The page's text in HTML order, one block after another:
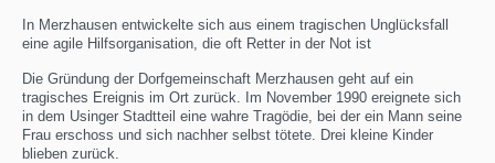
In Merzhausen entwickelte sich aus einem tragischen Unglücksfall
eine agile Hilfsorganisation, die oft Retter in der Not ist
Die Gründung der Dorfgemeinschaft Merzhausen geht auf ein
tragisches Ereignis im Ort zurück. Im November 1990 ereignete sich
in dem Usinger Stadtteil eine wahre Tragödie, bei der ein Mann seine
Frau erschoss und sich nachher selbst tötete. Drei kleine Kinder
blieben zurück.